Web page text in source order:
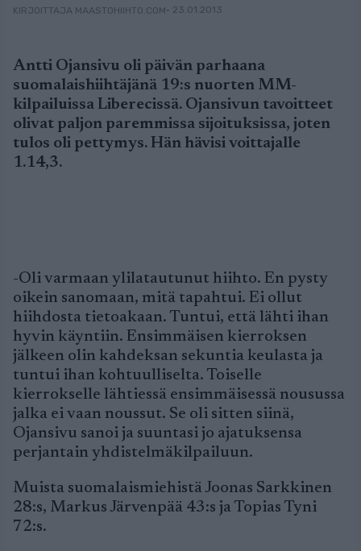
KIRJOITTAJA MAASTOHIIHTO.COM• 23.01.2013
Antti Ojansivu oli päivän parhaana
suomalaishiihtäjänä 19:s nuorten MM-
kilpailuissa Liberecissä. Ojansivun tavoitteet
olivat paljon paremmissa sijoituksissa, joten
tulos oli pettymys. Hän hävisi voittajalle
1.14,3.
-Oli varmaan ylilatautunut hiihto. En pysty
oikein sanomaan, mitä tapahtui. Ei ollut
hiihdosta tietoakaan. Tuntui, että lähti ihan
hyvin käyntiin. Ensimmäisen kierroksen
jälkeen olin kahdeksan sekuntia keulasta ja
tuntui ihan kohtuulliselta. Toiselle
kierrokselle lähtiessä ensimmäisessä nousussa
jalka ei vaan noussut. Se oli sitten siinä,
Ojansivu sanoi ja suuntasi jo ajatuksensa
perjantain yhdistelmäkilpailuun.
Muista suomalaismiehistä Joonas Sarkkinen
28:s, Markus Järvenpää 43:s ja Topias Tyni
72:s.